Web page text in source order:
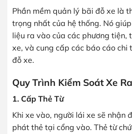
Phần mềm quản lý bãi đỗ xe là
trọng nhất của hệ thống. Nó
liệu ra vào của các phương tiện,
xe, và cung cấp các báo cáo
đỗ xe.
Quy Trình Kiểm Soát Xe
1. Cấp Thẻ Từ
Khi xe vào, người lái xe sẽ nhận
phát thẻ tại cổng vào. Thẻ từ